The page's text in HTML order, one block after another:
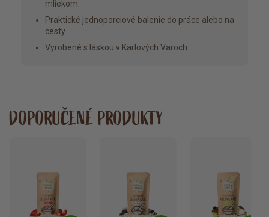
mliekom.
Praktické jednoporciové balenie do práce alebo na
cesty.
Vyrobené s láskou v Karlových Varoch.
DOPORUČENÉ PRODUKTY